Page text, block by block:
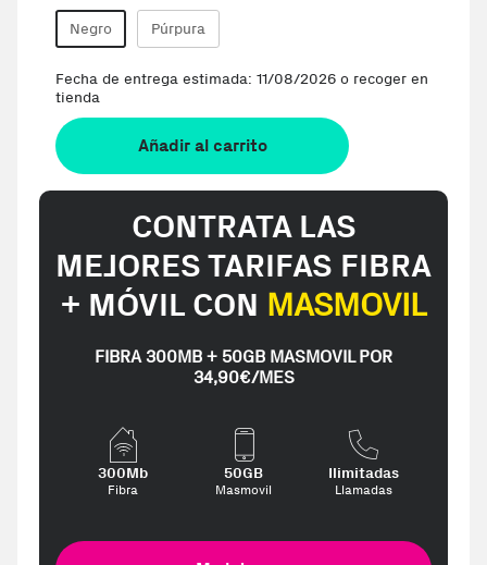
Negro Púrpura
Fecha de entrega estimada: 11/08/2026 o recoger en
tienda
Añadir al carrito
CONTRATA LAS
MEJORES TARIFAS FIBRA
+ MÓVIL CON MASMOVIL
FIBRA 300MB + 50GB MASMOVIL POR
34,90€/MES
300Mb
Fibra
50GB
Masmovil
Ilimitadas
Llamadas